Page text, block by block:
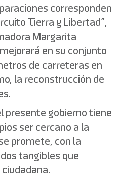
corresponden
Tierra y Libertad”,
Margarita
en su conjunto
de carreteras en
la reconstrucción de
presente gobierno tiene
ser cercano a la
promete, con la
tangibles que